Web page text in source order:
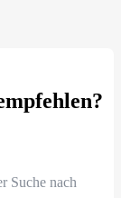
Suche nach